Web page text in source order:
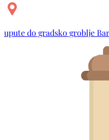
upute do gradsko groblje